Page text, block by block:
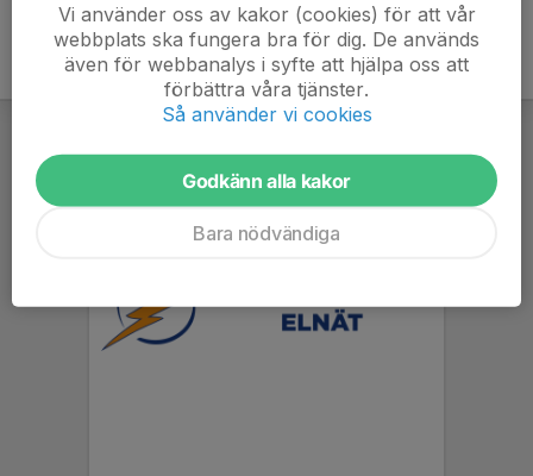
Vi använder oss av kakor (cookies) för att vår
webbplats ska fungera bra för dig. De används
även för webbanalys i syfte att hjälpa oss att
förbättra våra tjänster.
Så använder vi cookies
Godkänn alla kakor
Bara nödvändiga